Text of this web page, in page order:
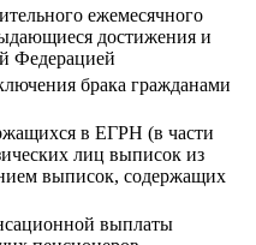
ежемесячного
достижения и
Федерацией
брака гражданами
в ЕГРН (в части
лиц выписок из
выписок, содержащих
выплаты